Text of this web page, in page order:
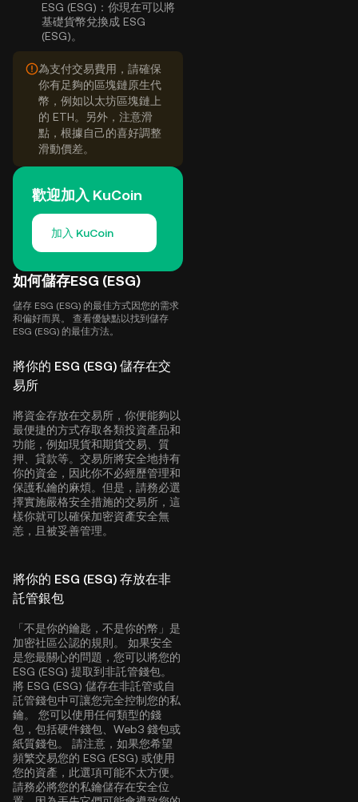
ESG (ESG)： 你現在可以將
基礎貨幣兌換成 ESG
(ESG)。
為支付交易費用，請確保
你有足夠的區塊鏈原生代
幣，例如以太坊區塊鏈上
的 ETH。另外，注意滑
點，根據自己的喜好調整
滑動價差。
歡迎加入 KuCoin
加入 KuCoin
如何儲存ESG (ESG)
儲存 ESG (ESG) 的最佳方式因您的需求
和偏好而異。 查看優缺點以找到儲存
ESG (ESG) 的最佳方法。
將你的 ESG (ESG) 儲存在交
易所
將資金存放在交易所，你便能夠以
最便捷的方式存取各類投資產品和
功能，例如現貨和期貨交易、質
押、貸款等。交易所將安全地持有
你的資金，因此你不必經歷管理和
保護私鑰的麻煩。但是，請務必選
擇實施嚴格安全措施的交易所，這
樣你就可以確保加密資產安全無
恙，且被妥善管理。
將你的 ESG (ESG) 存放在非
託管銀包
「不是你的鑰匙，不是你的幣」是
加密社區公認的規則。 如果安全
是您最關心的問題，您可以將您的
ESG (ESG) 提取到非託管錢包。
將 ESG (ESG) 儲存在非託管或自
託管錢包中可讓您完全控制您的私
鑰。 您可以使用任何類型的錢
包，包括硬件錢包、Web3 錢包或
紙質錢包。 請注意，如果您希望
頻繁交易您的 ESG (ESG) 或使用
您的資產，此選項可能不太方便。
請務必將您的私鑰儲存在安全位